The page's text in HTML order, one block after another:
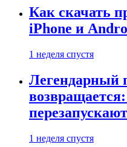
Как скачать
iPhone и
1 неделя спустя
Легендарный
перезапускают
1 неделя спустя